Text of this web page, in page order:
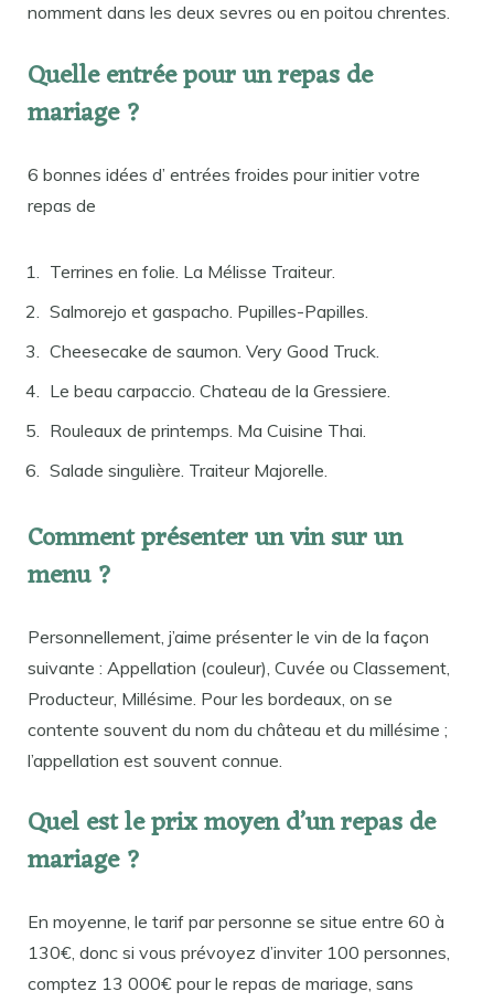
nomment dans les deux sevres ou en poitou chrentes.
Quelle entrée pour un repas de
mariage ?
6 bonnes idées d’ entrées froides pour initier votre
repas de
Terrines en folie. La Mélisse Traiteur.
Salmorejo et gaspacho. Pupilles-Papilles.
Cheesecake de saumon. Very Good Truck.
Le beau carpaccio. Chateau de la Gressiere.
Rouleaux de printemps. Ma Cuisine Thai.
Salade singulière. Traiteur Majorelle.
Comment présenter un vin sur un
menu ?
Personnellement, j’aime présenter le vin de la façon
suivante : Appellation (couleur), Cuvée ou Classement,
Producteur, Millésime. Pour les bordeaux, on se
contente souvent du nom du château et du millésime ;
l’appellation est souvent connue.
Quel est le prix moyen d’un repas de
mariage ?
En moyenne, le tarif par personne se situe entre 60 à
130€, donc si vous prévoyez d’inviter 100 personnes,
comptez 13 000€ pour le repas de mariage, sans